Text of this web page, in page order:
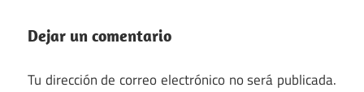
Dejar un comentario
Tu dirección de correo electrónico no será publicada.